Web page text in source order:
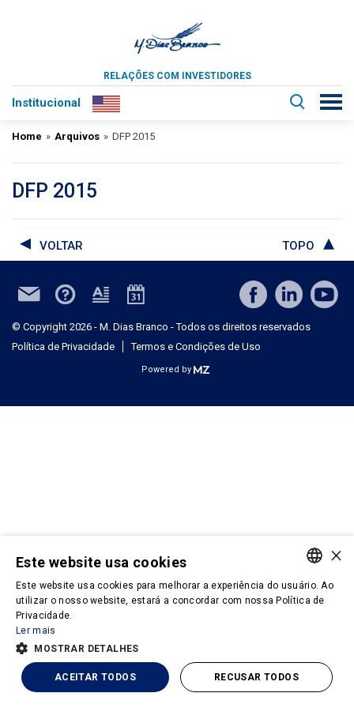
RELAÇÕES COM INVESTIDORES
Institucional
Home » Arquivos » DFP 2015
DFP 2015
VOLTAR TOPO
© Copyright 2026 - M. Dias Branco - Todos os direitos reservados
Política de Privacidade
Termos e Condições de Uso
Powered by
PORTUGUESE
×
Este website usa cookies
Este website usa cookies para melhorar a experiência do usuário. Ao
utilizar o nosso website, estará a concordar com nossa Política de
Privacidade.
Ler mais
MOSTRAR DETALHES
ACEITAR TODOS RECUSAR TODOS